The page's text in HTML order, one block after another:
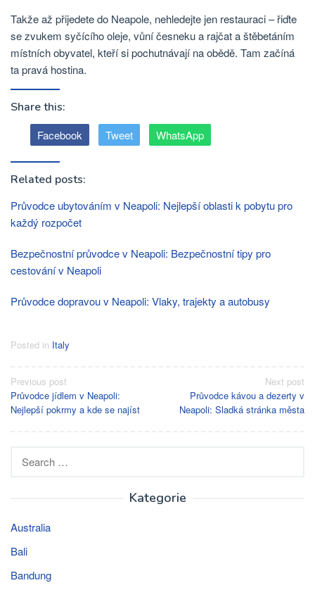
Takže až přijedete do Neapole, nehledejte jen restauraci – řiďte
se zvukem syčícího oleje, vůní česneku a rajčat a štěbetáním
místních obyvatel, kteří si pochutnávají na obědě. Tam začíná
ta pravá hostina.
Share this:
Facebook Tweet WhatsApp
Related posts:
Průvodce ubytováním v Neapoli: Nejlepší oblasti k pobytu pro
každý rozpočet
Bezpečnostní průvodce v Neapoli: Bezpečnostní tipy pro
cestování v Neapoli
Průvodce dopravou v Neapoli: Vlaky, trajekty a autobusy
Posted in Italy
Post
navigation
Previous post
Průvodce jídlem v Neapoli:
Nejlepší pokrmy a kde se najíst
Next post
Průvodce kávou a dezerty v
Neapoli: Sladká stránka města
for:
Kategorie
Australia
Bali
Bandung